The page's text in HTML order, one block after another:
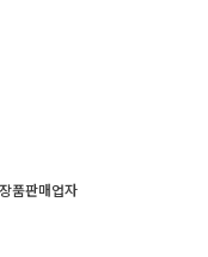
품판매업자